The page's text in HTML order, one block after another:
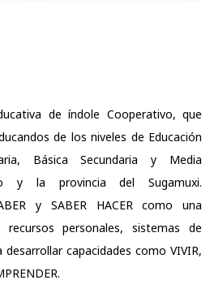
de índole Cooperativo, que
de los niveles de Educación
Básica Secundaria y Media
y la provincia del Sugamuxi.
y SABER HACER como una
recursos personales, sistemas de
capacidades como VIVIR,